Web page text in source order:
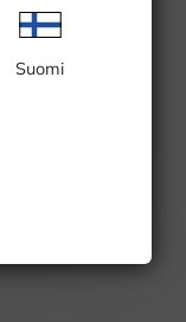
Suomi